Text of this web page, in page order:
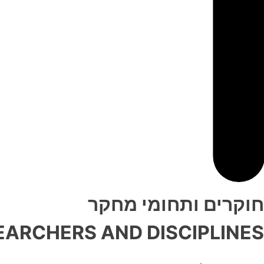
חוקרים ותחומי מחקר
AND DISCIPLINES